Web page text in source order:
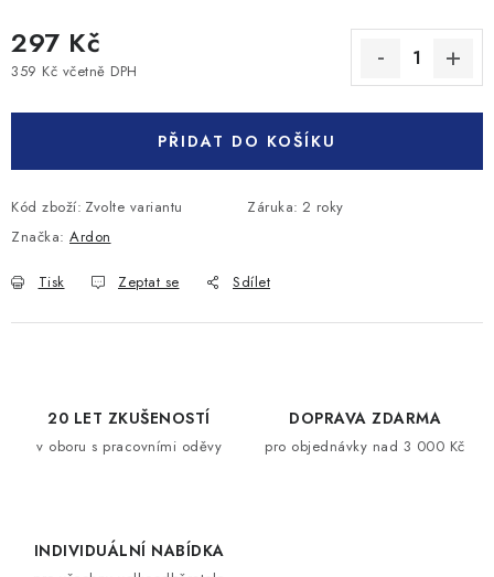
297 Kč
359 Kč včetně DPH
PŘIDAT DO KOŠÍKU
Kód zboží: Zvolte variantu Záruka: 2 roky
Značka: Ardon
Tisk Zeptat se Sdílet
20 LET ZKUŠENOSTÍ
v oboru s pracovními oděvy
DOPRAVA ZDARMA
pro objednávky nad 3 000 Kč
INDIVIDUÁLNÍ NABÍDKA